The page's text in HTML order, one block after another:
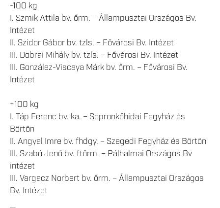
-100 kg
I. Szmik Attila bv. őrm. – Állampusztai Országos Bv.
Intézet
II. Szidor Gábor bv. tzls. – Fővárosi Bv. Intézet
III. Dobrai Mihály bv. tzls. – Fővárosi Bv. Intézet
III. González-Viscaya Márk bv. őrm. – Fővárosi Bv.
Intézet
+100 kg
I. Táp Ferenc bv. ka. – Sopronkőhidai Fegyház és
Börtön
II. Angyal Imre bv. fhdgy. – Szegedi Fegyház és Börtön
III. Szabó Jenő bv. ftőrm. – Pálhalmai Országos Bv
intézet
III. Vargacz Norbert bv. őrm. – Állampusztai Országos
Bv. Intézet